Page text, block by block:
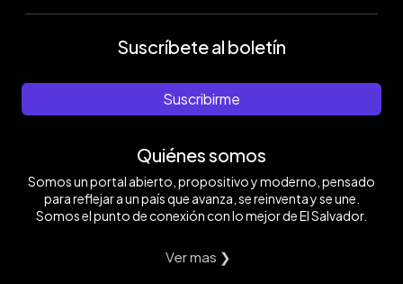
Suscríbete al boletín
Suscribirme
Quiénes somos
Somos un portal abierto, propositivo y moderno, pensado
para reflejar a un país que avanza, se reinventa y se une.
Somos el punto de conexión con lo mejor de El Salvador.
Ver mas ❯